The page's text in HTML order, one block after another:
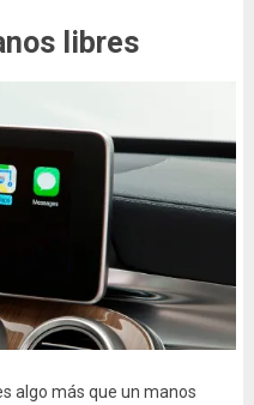
libres
algo más que un manos